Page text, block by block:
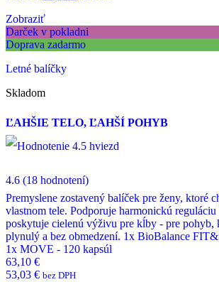
Zobraziť
Darček v pokladni
Doprava zadarmo
Letné balíčky
Skladom
ĽAHŠIE TELO, ĽAHŠÍ POHYB
4.6 (18 hodnotení)
Premyslene zostavený balíček pre ženy, ktoré
vlastnom tele. Podporuje harmonickú reguláciu
poskytuje cielenú výživu pre kĺby - pre pohyb,
plynulý a bez obmedzení. 1x BioBalance
1x MOVE - 120 kapsúl
63,10 €
53,03 € bez DPH